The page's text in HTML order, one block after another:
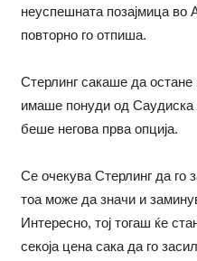
неуспешната позајмица
повторно го отпиша.
Стерлинг сакаше да
имаше понуди од Саудиска
беше негова прва опција.
Се очекува Стерлинг да го
тоа може да значи и
Интересно, тој тогаш ќе
секоја цена сака да го